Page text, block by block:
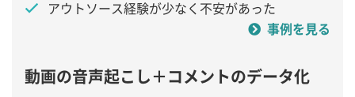
アウトソース経験が少なく不安があった
事例を見る
動画の音声起こし＋コメントのデータ化